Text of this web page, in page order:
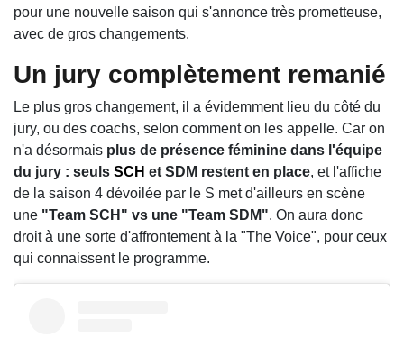
pour une nouvelle saison qui s'annonce très prometteuse,
avec de gros changements.
Un jury complètement remanié
Le plus gros changement, il a évidemment lieu du côté du
jury, ou des coachs, selon comment on les appelle. Car on
n'a désormais plus de présence féminine dans l'équipe
du jury : seuls SCH et SDM restent en place, et l'affiche
de la saison 4 dévoilée par le S met d'ailleurs en scène
une "Team SCH" vs une "Team SDM". On aura donc
droit à une sorte d'affrontement à la "The Voice", pour ceux
qui connaissent le programme.